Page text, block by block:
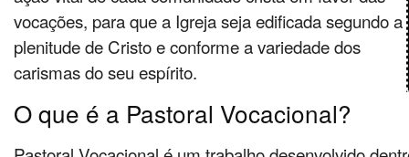
vocações, para que a Igreja seja edificada segundo a
plenitude de Cristo e conforme a variedade dos
carismas do seu espírito.
O que é a Pastoral Vocacional?